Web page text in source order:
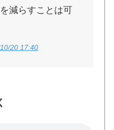
減らすことは可
20 17:40